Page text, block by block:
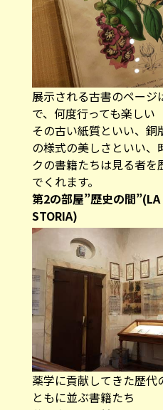
展示される古書のペー
で、何度行っても楽しい
その古い紙質といい、
の様式の美しさといい、
クの書籍たちは見る者
でくれます。
第2の部屋”歴史の間”(LA
STORIA)
薬学に貢献してきた歴代
ともに並ぶ書籍たち